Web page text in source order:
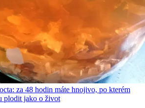
za 48 hodin máte hnojivo, po kterém
plodit jako o život